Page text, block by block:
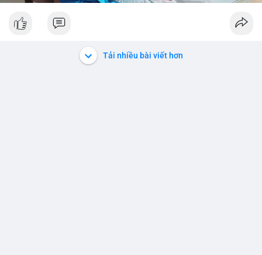
Tải nhiều bài viết hơn